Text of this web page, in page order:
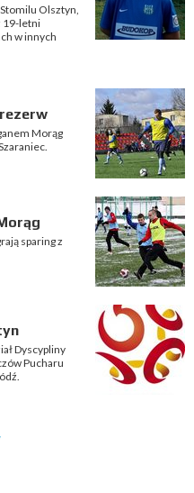
Olsztyn,
19-letni
w innych
Morąg
sparing z
Dyscypliny
Pucharu